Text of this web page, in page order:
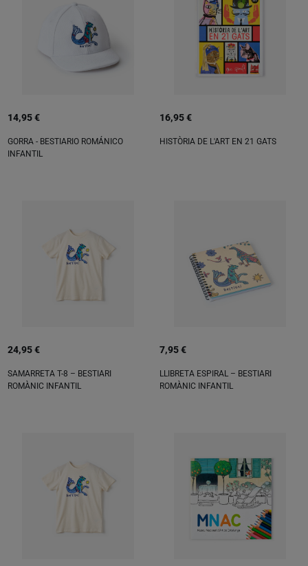
14,95 €
GORRA - BESTIARIO ROMÁNICO
INFANTIL
16,95 €
HISTÒRIA DE L'ART EN 21 GATS
24,95 €
SAMARRETA T-8 – BESTIARI
ROMÀNIC INFANTIL
7,95 €
LLIBRETA ESPIRAL – BESTIARI
ROMÀNIC INFANTIL